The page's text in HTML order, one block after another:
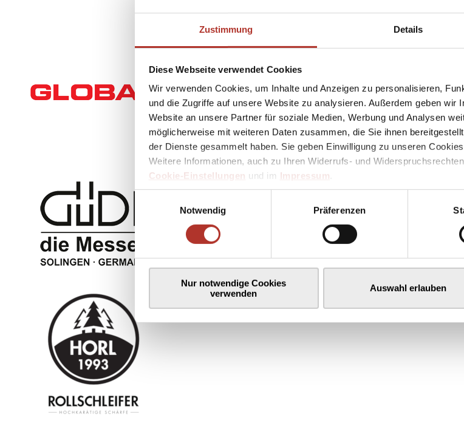
Zustimmung Details
Diese Webseite verwendet Cookies
Wir verwenden Cookies, um Inhalte und Anzeigen zu personalisieren,
und die Zugriffe auf unsere Website zu analysieren. Außerdem geben wir
Website an unsere Partner für soziale Medien, Werbung und Analysen
möglicherweise mit weiteren Daten zusammen, die Sie ihnen
der Dienste gesammelt haben. Sie geben Einwilligung zu unseren
Weitere Informationen, auch zu Ihren Widerrufs- und
Cookie-Einstellungen und im Impressum
Notwendig
Präferenzen
Nur notwendige Cookies
verwenden
Auswahl erlauben